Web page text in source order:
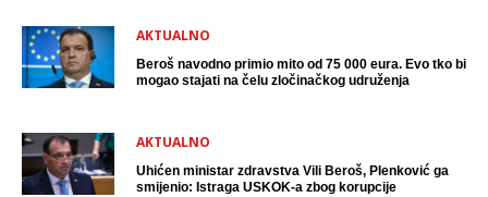
AKTUALNO
Beroš navodno primio mito od 75 000 eura. Evo tko bi
mogao stajati na čelu zločinačkog udruženja
AKTUALNO
Uhićen ministar zdravstva Vili Beroš, Plenković ga
smijenio: Istraga USKOK-a zbog korupcije